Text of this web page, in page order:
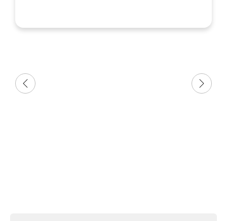
l'événement est très professionnel et